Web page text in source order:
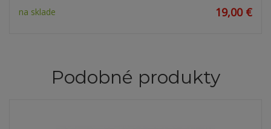
na sklade 19,00 €
Podobné produkty